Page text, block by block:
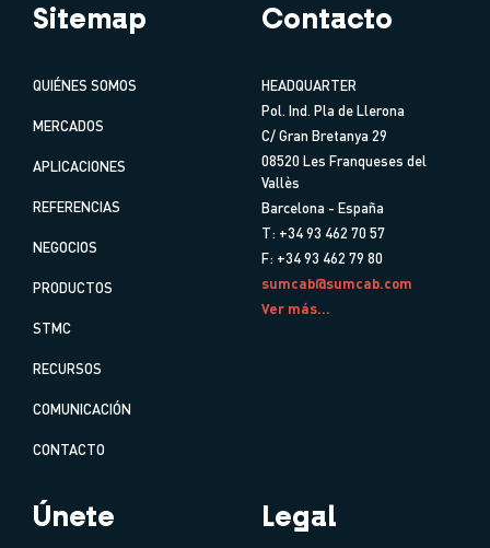
Sitemap
QUIÉNES SOMOS
MERCADOS
APLICACIONES
REFERENCIAS
NEGOCIOS
PRODUCTOS
STMC
RECURSOS
COMUNICACIÓN
CONTACTO
Contacto
HEADQUARTER
Pol. Ind. Pla de Llerona
C/ Gran Bretanya 29
08520 Les Franqueses del
Vallès
Barcelona - España
T: +34 93 462 70 57
F: +34 93 462 79 80
sumcab@sumcab.com
Ver más...
Únete Legal